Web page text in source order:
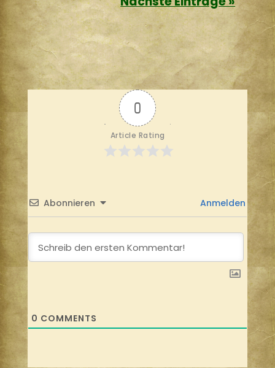
0
Article Rating
Abonnieren Anmelden
0 COMMENTS